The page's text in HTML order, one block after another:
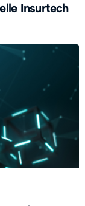
Insurtech